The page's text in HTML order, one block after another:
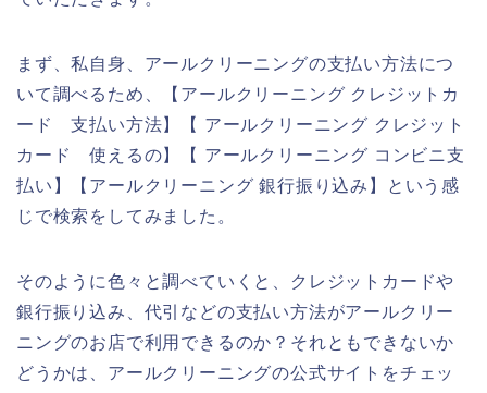
まず、私自身、アールクリーニングの支払い方法につ
いて調べるため、【アールクリーニング クレジットカ
ード 支払い方法】【 アールクリーニング クレジット
カード 使えるの】【 アールクリーニング コンビニ支
払い】【アールクリーニング 銀行振り込み】という感
じで検索をしてみました。
そのように色々と調べていくと、クレジットカードや
銀行振り込み、代引などの支払い方法がアールクリー
ニングのお店で利用できるのか？それともできないか
どうかは、アールクリーニングの公式サイトをチェッ